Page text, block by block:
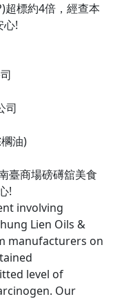
超標約4倍，經查本
心!
司
油)
臺商場磅礡舘美食
!
involving
Lien Oils &
manufacturers on
level of
Our